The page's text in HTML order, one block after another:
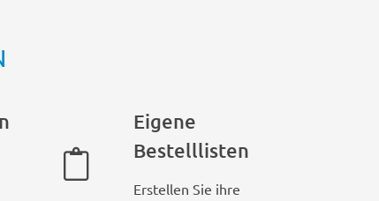
Eigene
Bestelllisten
Erstellen Sie ihre